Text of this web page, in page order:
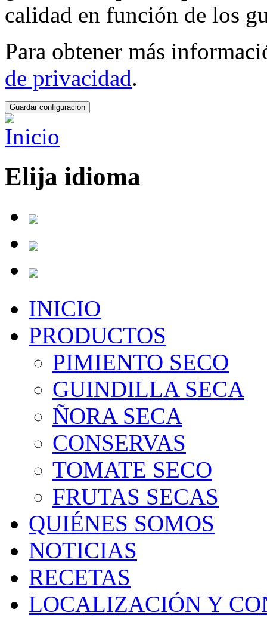
calidad en función de los
Para obtener más
de privacidad.
Guardar configuración
Elija idioma
INICIO
PRODUCTOS
PIMIENTO SECO
GUINDILLA SECA
ÑORA SECA
CONSERVAS
TOMATE SECO
FRUTAS SECAS
QUIÉNES SOMOS
NOTICIAS
RECETAS
LOCALIZACIÓN Y